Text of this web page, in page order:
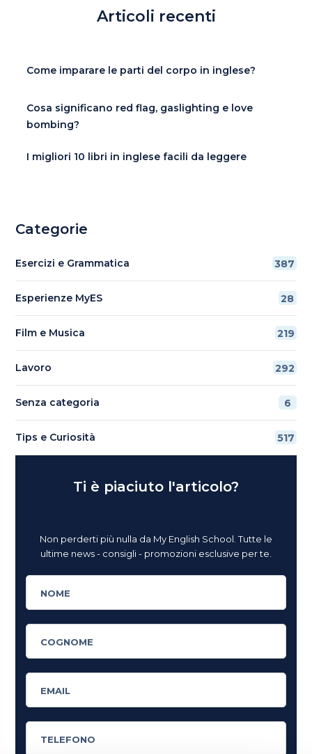
Articoli recenti
Come imparare le parti del corpo in inglese?
Cosa significano red flag, gaslighting e love
bombing?
I migliori 10 libri in inglese facili da leggere
Categorie
Esercizi e Grammatica 387
Esperienze MyES 28
Film e Musica 219
Lavoro 292
Senza categoria 6
Tips e Curiosità 517
Ti è piaciuto l'articolo?
Non perderti più nulla da My English School. Tutte le
ultime news - consigli - promozioni esclusive per te.